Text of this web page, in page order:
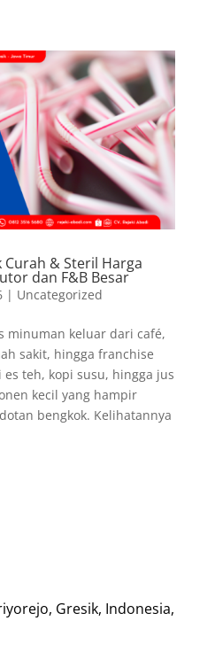
Curah & Steril Harga
dan F&B Besar
| Uncategorized
minuman keluar dari café,
sakit, hingga franchise
teh, kopi susu, hingga jus
kecil yang hampir
bengkok. Kelihatannya
Gresik, Indonesia,